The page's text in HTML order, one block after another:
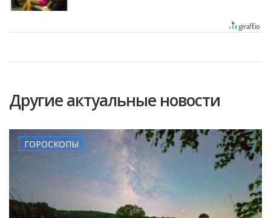
Другие актуальные новости
ГОРОСКОПЫ